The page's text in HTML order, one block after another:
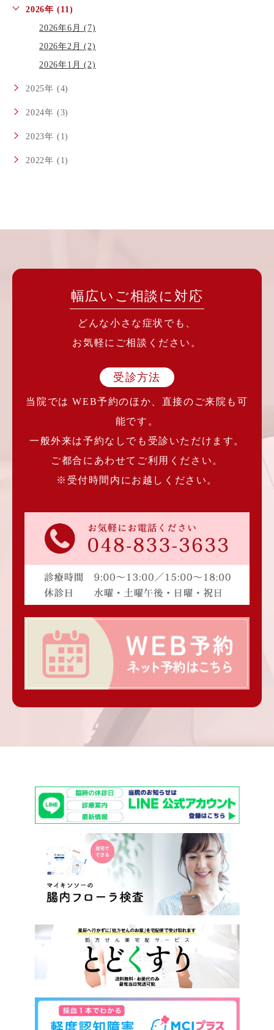
2026年 (11)
2026年6月 (7)
2026年2月 (2)
2026年1月 (2)
2025年 (4)
2024年 (3)
2023年 (1)
2022年 (1)
幅広いご相談に対応
どんな小さな症状でも、
お気軽にご相談ください。
受診方法
当院では WEB予約のほか、直接のご来院も可
能です。
一般外来は予約なしでも受診いただけます。
ご都合にあわせてご利用ください。
※受付時間内にお越しください。